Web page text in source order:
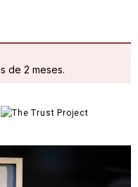
de 2 meses.